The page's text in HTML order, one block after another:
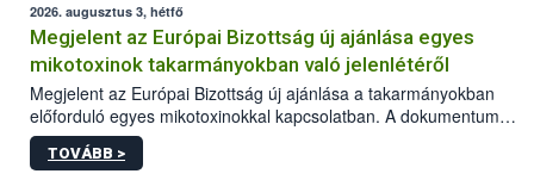
2026. augusztus 3, hétfő
Megjelent az Európai Bizottság új ajánlása egyes
mikotoxinok takarmányokban való jelenlétéről
Megjelent az Európai Bizottság új ajánlása a takarmányokban
előforduló egyes mikotoxinokkal kapcsolatban. A dokumentum
2027-től új irányértékek alkalmazását írja elő, és a jelenleg
hatályos uniós ajánlások helyébe lép.
TOVÁBB >